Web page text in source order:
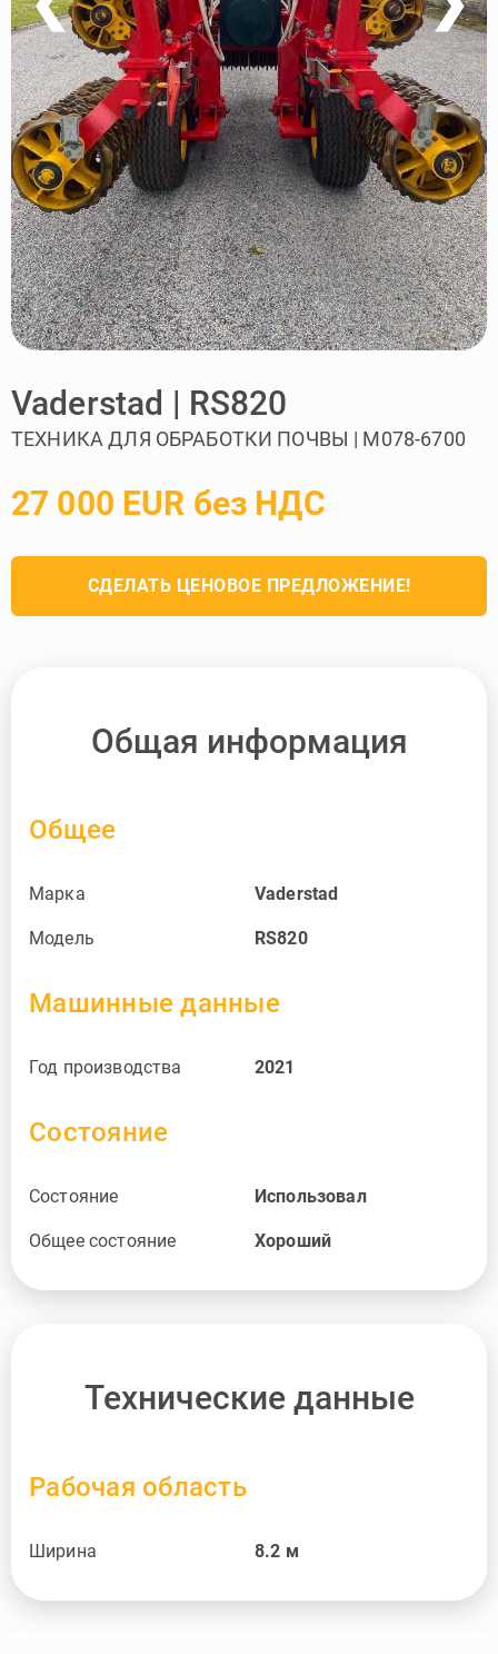
Vaderstad | RS820
ТЕХНИКА ДЛЯ ОБРАБОТКИ ПОЧВЫ | M078-6700
27 000 EUR без НДС
СДЕЛАТЬ ЦЕНОВОЕ ПРЕДЛОЖЕНИЕ!
Общая информация
Общее
Марка Vaderstad
Модель RS820
Машинные данные
Год производства 2021
Состояние
Состояние Использовал
Общее состояние Хороший
Технические данные
Рабочая область
Ширина 8.2 м